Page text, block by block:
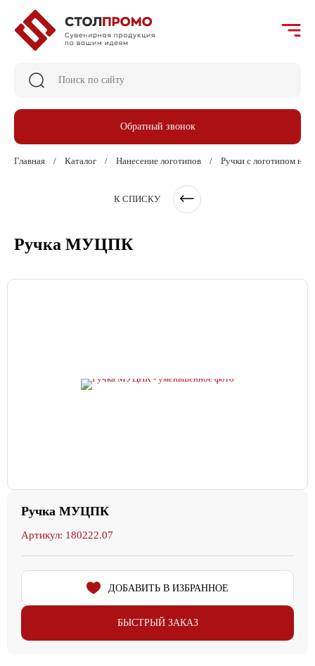
Обратный звонок
Главная Каталог Нанесение логотипов Ручки с логотипом на
К СПИСКУ
Ручка МУЦПК
Ручка МУЦПК
Артикул: 180222.07
БЫСТРЫЙ ЗАКАЗ
ДОБАВИТЬ В ИЗБРАННОЕ